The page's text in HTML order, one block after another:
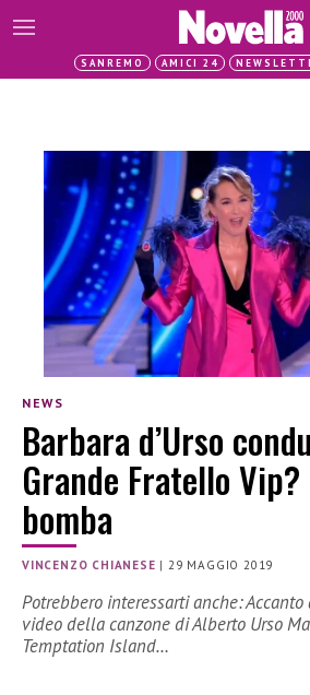
SANREMO AMICI 24
NEWS
Barbara d’Urso
Grande Fratello
bomba
VINCENZO CHIANESE |29 MAGGIO 2019
Potrebbero interessarti anche:
video della canzone di Alberto Urso
Temptation Island…